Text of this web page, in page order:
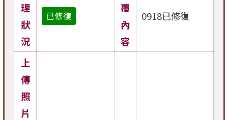
理
狀
況
已修復
覆
內
容
0918已修復
上
傳
照
片